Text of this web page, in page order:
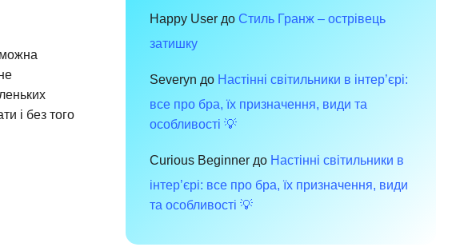
можна
і без того
Happy User до Стиль Гранж – острівець
затишку
Severyn до Настінні світильники в інтер’єрі:
все про бра, їх призначення, види та
особливості 💡
Curious Beginner до Настінні світильники в
інтер’єрі: все про бра, їх призначення, види
та особливості 💡